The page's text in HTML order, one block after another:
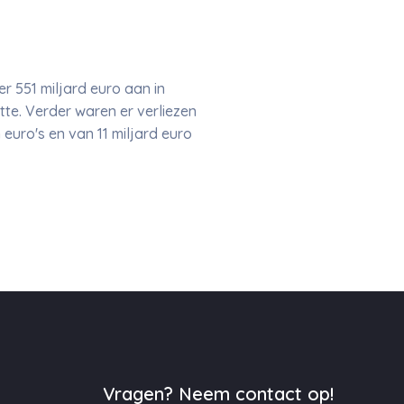
551 miljard euro aan in
Verder waren er verliezen
en van 11 miljard euro
Vragen? Neem contact op!